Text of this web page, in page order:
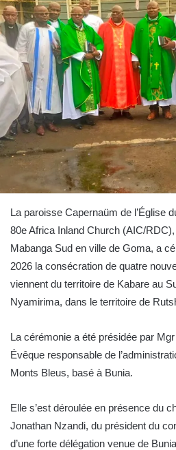
La paroisse Capernaüm de l’Église
80e Africa Inland Church (AIC/
Mabanga Sud en ville de Goma, a
2026 la consécration de quatre
viennent du territoire de Kabare au
Nyamirima, dans le territoire de
La cérémonie a été présidée par
Évêque responsable de
Monts Bleus, basé à Bunia.
Elle s’est déroulée en présence du
Jonathan Nzandi, du président du
d’une forte délégation venue de